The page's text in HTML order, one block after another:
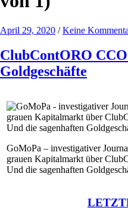
April 29, 2020 / Keine
ClubContORO
Goldgeschäfte
GoMoPa – investigativer
grauen Kapitalmarkt über
Und die sagenhaften